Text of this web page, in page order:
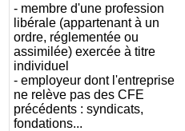
- membre d'une profession
libérale (appartenant à un
ordre, réglementée ou
assimilée) exercée à titre
individuel
- employeur dont l'entreprise
ne relève pas des CFE
précédents : syndicats,
fondations...